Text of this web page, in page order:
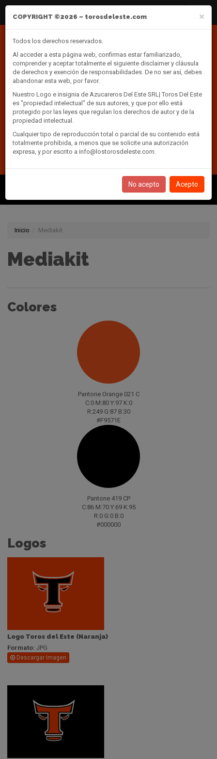
Facebook X Instagram
Cristopher Sánchez vuelve a liderar el ranking de lanzadores latinos
en Grandes Ligas
×
COPYRIGHT ©2026 – torosdeleste.com
Todos los derechos reservados.
Al acceder a esta página web, confirmas estar familiarizado,
comprender y aceptar totalmente el siguiente disclaimer y cláusula
de derechos y exención de responsabilidades. De no ser así, debes
abandonar esta web, por favor.
Nuestro Logo e insignia de Azucareros Del Este SRL| Toros Del Este
es "propiedad intelectual" de sus autores, y que por ello está
protegido por las leyes que regulan los derechos de autor y de la
propiedad intelectual.
Cualquier tipo de reproducción total o parcial de su contenido está
totalmente prohibida, a menos que se solicite una autorización
expresa, y por escrito a info@lostorosdeleste.com.
No acepto Acepto
Inicio Mediakit
Mediakit
Colores
Pantone Orange 021 C
C:0 M:80 Y:97 K:0
R:249 G:87 B:30
#F9571E
Pantone 419 CP
C:86 M:70 Y:69 K:95
R:0 G:0 B:0
#000000
Logos
Logo Toros del Este (Naranja)
Formato: JPG
Descargar Imagen